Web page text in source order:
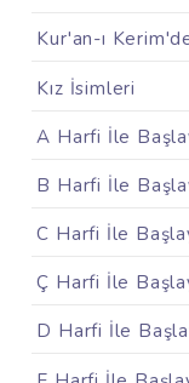
Kur'an-ı
Kız İsimleri
A Harfi İle
B Harfi İle
C Harfi İle
Ç Harfi İle
D Harfi İle